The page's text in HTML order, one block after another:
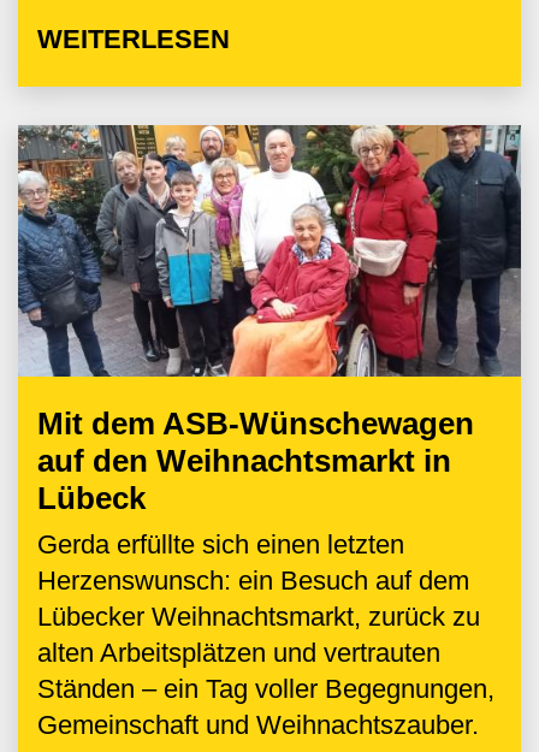
WEITERLESEN
Mit dem ASB-Wünschewagen
auf den Weihnachtsmarkt in
Lübeck
Gerda erfüllte sich einen letzten
Herzenswunsch: ein Besuch auf dem
Lübecker Weihnachtsmarkt, zurück zu
alten Arbeitsplätzen und vertrauten
Ständen – ein Tag voller Begegnungen,
Gemeinschaft und Weihnachtszauber.